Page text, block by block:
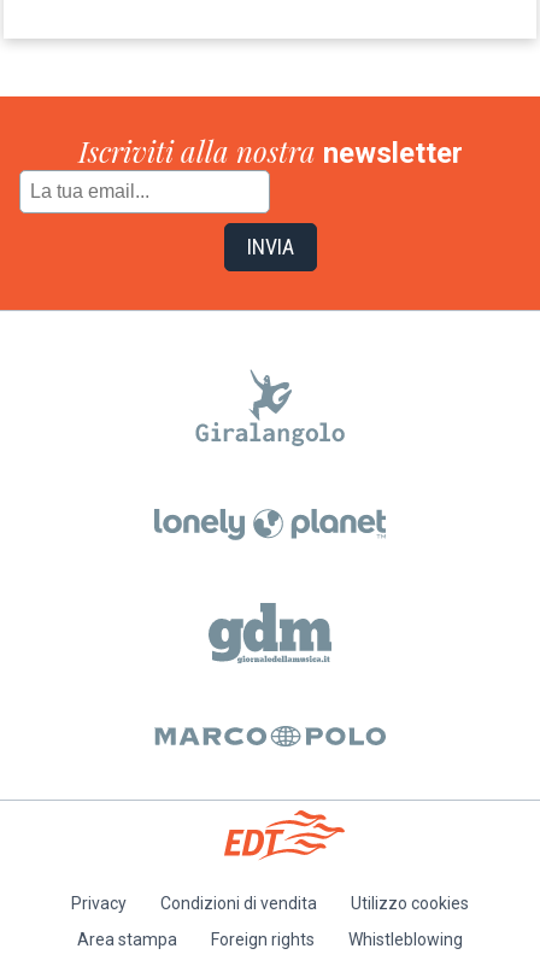
Iscriviti alla nostra newsletter
Privacy Condizioni di vendita
Utilizzo cookies
Area stampa
Foreign rights Whistleblowing